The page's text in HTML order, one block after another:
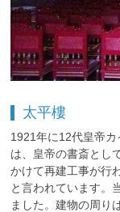
太平樓
1921年に12代皇帝カ
は、皇帝の書斎とし
かけて再建工事が行
と言われています。
ました。建物の周り